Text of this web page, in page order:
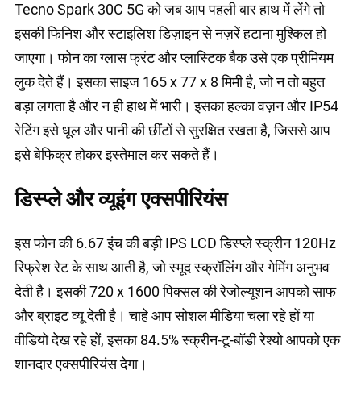
Tecno Spark 30C 5G को जब आप पहली बार हाथ में लेंगे तो
इसकी फिनिश और स्टाइलिश डिज़ाइन से नज़रें हटाना मुश्किल हो
जाएगा। फोन का ग्लास फ्रंट और प्लास्टिक बैक उसे एक प्रीमियम
लुक देते हैं। इसका साइज 165 x 77 x 8 मिमी है, जो न तो बहुत
बड़ा लगता है और न ही हाथ में भारी। इसका हल्का वज़न और IP54
रेटिंग इसे धूल और पानी की छींटों से सुरक्षित रखता है, जिससे आप
इसे बेफिक्र होकर इस्तेमाल कर सकते हैं।
डिस्प्ले और व्यूइंग एक्सपीरियंस
इस फोन की 6.67 इंच की बड़ी IPS LCD डिस्प्ले स्क्रीन 120Hz
रिफ्रेश रेट के साथ आती है, जो स्मूद स्क्रॉलिंग और गेमिंग अनुभव
देती है। इसकी 720 x 1600 पिक्सल की रेजोल्यूशन आपको साफ
और ब्राइट व्यू देती है। चाहे आप सोशल मीडिया चला रहे हों या
वीडियो देख रहे हों, इसका 84.5% स्क्रीन-टू-बॉडी रेश्यो आपको एक
शानदार एक्सपीरियंस देगा।